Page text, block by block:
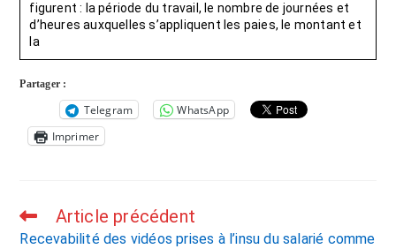
figurent : la période du travail, le nombre de journées et
d’heures auxquelles s’appliquent les paies, le montant et
la
Partager :
Telegram
WhatsApp
Imprimer
Article précédent
Recevabilité des vidéos prises à l’insu du salarié comme